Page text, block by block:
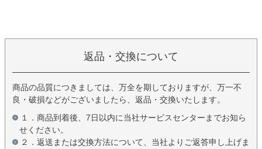
返品・交換について
商品の品質につきましては、万全を期しておりますが、万一不
良・破損などがございましたら、返品・交換いたします。
１．商品到着後、7日以内に当社サービスセンターまでお知ら
せください。
２．返送または交換方法について、当社よりご返答申し上げま